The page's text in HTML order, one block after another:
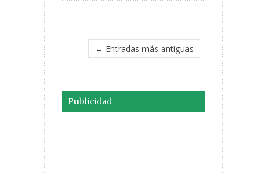
← Entradas más antiguas
Publicidad